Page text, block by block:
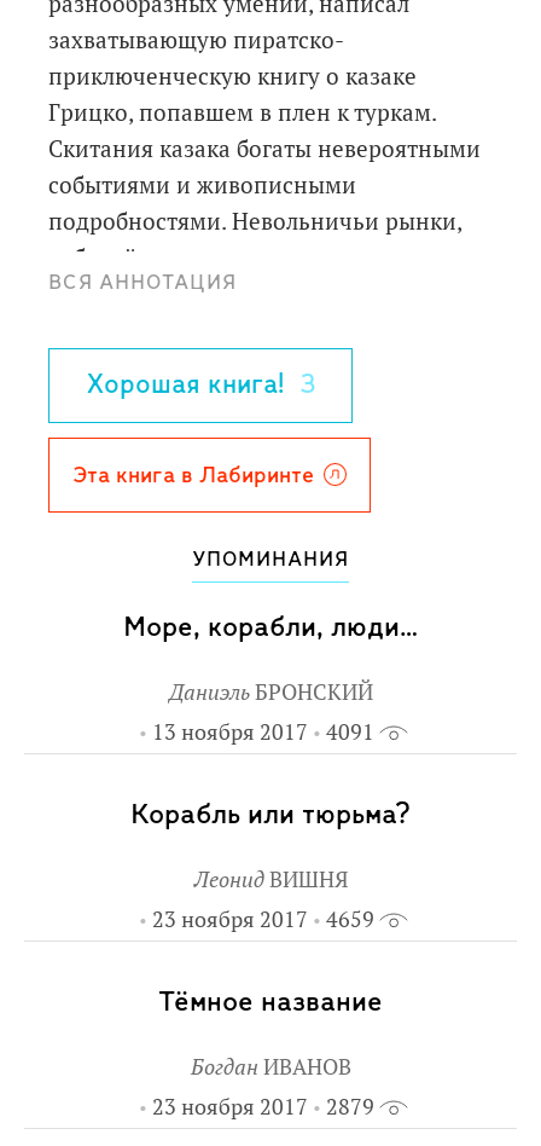
захватывающую пиратско-
приключенческую книгу о казаке
Грицко, попавшем в плен к туркам.
Скитания казака богаты невероятными
событиями и живописными
подробностями. Невольничьи рынки,
рабский труд на венецианских галерах,
нападения пиратов, восстание
возвращение домой - все это на фоне
увлекательных, поэтичных и
профессионально достоверных
описаний различных видов парусных
(и не только) судов, морских обычаев,
работы команды. Недаром писатель
окончил кораблестроительное
отделение политехнического
плавания и плавал на парусниках в
Средиземном море и у анатолийских
Книгу иллюстрировал художник
Василий Владимиров, создавший
тонкие линейные рисунки высокой
точности.
Рекомендуется детям 6-12 лет,
тематикой.
ВСЯ АННОТАЦИЯ
Хорошая книга! 3
Эта книга в Лабиринте
УПОМИНАНИЯ
Море, корабли, люди…
ДаниэльБРОНСКИЙ
13 ноября 2017
4091
Корабль или тюрьма?
ЛеонидВИШНЯ
23 ноября 2017
4659
Тёмное название
Богдан ИВАНОВ
23 ноября 2017
2879